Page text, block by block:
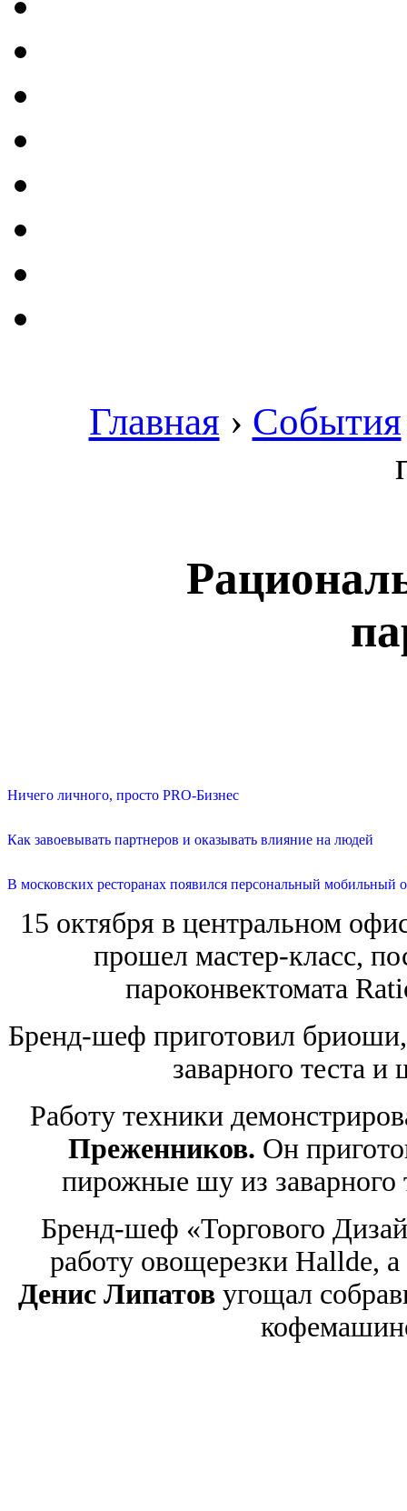
Главная › События
Ничего личного, просто PRO-Бизнес
Как завоевывать партнеров и оказывать влияние на людей
В московских ресторанах появился персональный мобильный
15 октября в центральном
прошел мастер-класс,
пароконвектомата
Бренд-шеф приготовил
заварного теста
Работу техники
Преженников. Он
пирожные шу из заварного
Бренд-шеф «Торгового
работу овощерезки Hallde,
Денис Липатов угощал